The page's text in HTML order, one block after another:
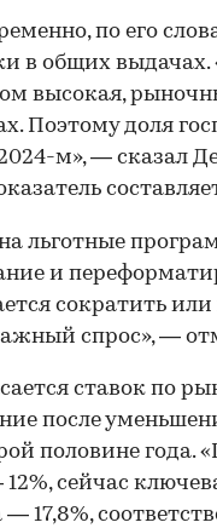
по его
в общих выдачах.
высокая,
Поэтому доля
м», — сказал
льготные
и
сократить
спрос», —
ставок по
после
половине года.
сейчас
— 17,8%,